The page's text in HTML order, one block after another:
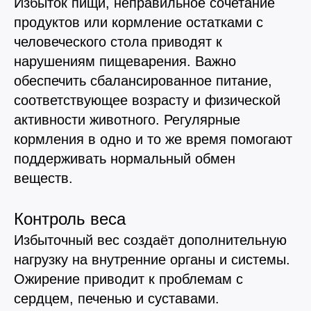
продуктов или кормление остатками с
человеческого стола приводят к
нарушениям пищеварения. Важно
обеспечить сбалансированное питание,
соответствующее возрасту и физической
активности животного. Регулярные
кормления в одно и то же время помогают
поддерживать нормальный обмен
веществ.
Контроль веса
Избыточный вес создаёт дополнительную
нагрузку на внутренние органы и системы.
Ожирение приводит к проблемам с
сердцем, печенью и суставами.
5.0 4.9